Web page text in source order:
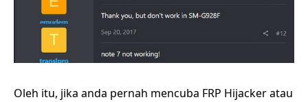
Oleh itu, jika anda pernah mencuba FRP Hijacker atau